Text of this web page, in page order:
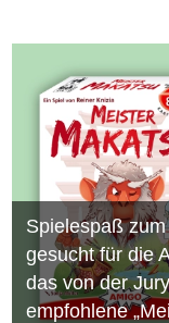
Spielespaß
gesucht für die
das von der
empfohlene